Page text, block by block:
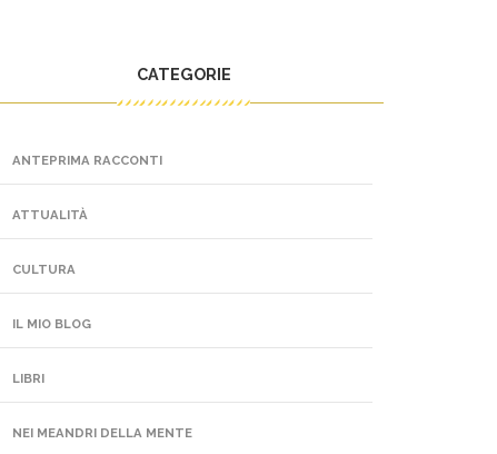
CATEGORIE
ANTEPRIMA RACCONTI
ATTUALITÀ
CULTURA
IL MIO BLOG
LIBRI
NEI MEANDRI DELLA MENTE